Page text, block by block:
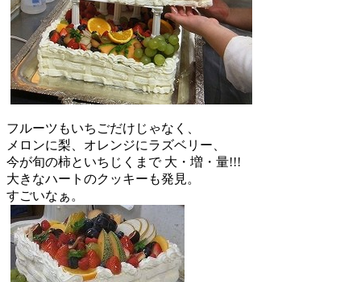
フルーツもいちごだけじゃなく、
メロンに梨、オレンジにラズベリー、
今が旬の柿といちじくまで 大・増・量!!!
大きなハートのクッキーも発見。
すごいなぁ。